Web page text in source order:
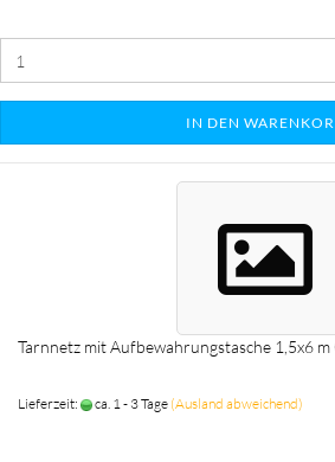
IN DEN
Tarnnetz mit Aufbewahrungstasche 1,5x6 m
Lieferzeit: ca. 1 - 3 Tage (Ausland abweichend)